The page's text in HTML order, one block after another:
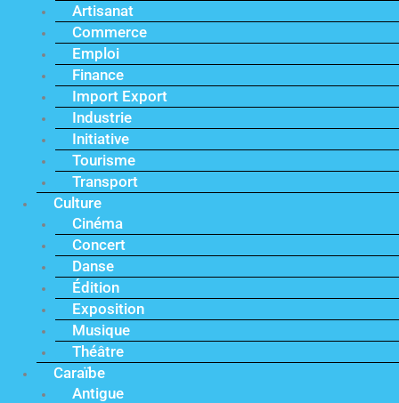
Artisanat
Commerce
Emploi
Finance
Import Export
Industrie
Initiative
Tourisme
Transport
Culture
Cinéma
Concert
Danse
Édition
Exposition
Musique
Théâtre
Caraïbe
Antigue